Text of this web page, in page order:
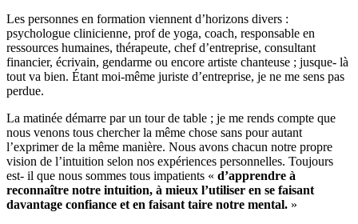
Les personnes en formation viennent d’horizons divers :
psychologue clinicienne, prof de yoga, coach, responsable en
ressources humaines, thérapeute, chef d’entreprise, consultant
financier, écrivain, gendarme ou encore artiste chanteuse ; jusque- là
tout va bien. Étant moi-même juriste d’entreprise, je ne me sens pas
perdue.
La matinée démarre par un tour de table ; je me rends compte que
nous venons tous chercher la même chose sans pour autant
l’exprimer de la même manière. Nous avons chacun notre propre
vision de l’intuition selon nos expériences personnelles. Toujours
est- il que nous sommes tous impatients « d’apprendre à
reconnaître notre intuition, à mieux l’utiliser en se faisant
davantage confiance et en faisant taire notre mental. »